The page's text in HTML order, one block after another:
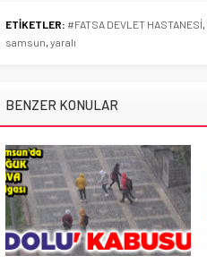
ETİKETLER: #FATSA DEVLET HASTANESİ
samsun yaralı
BENZER KONULAR